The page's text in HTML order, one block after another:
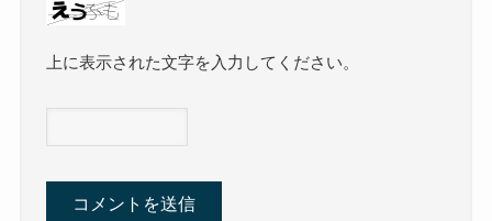
上に表示された文字を入力してください。